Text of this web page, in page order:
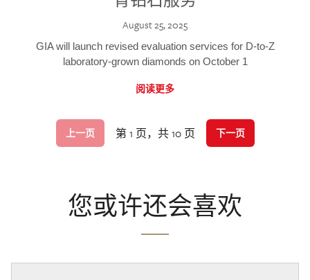
August 25, 2025
GIA will launch revised evaluation services for D-to-Z
laboratory-grown diamonds on October 1
阅读更多
上一页 第 1 页，共 10 页 下一页
您或许还会喜欢